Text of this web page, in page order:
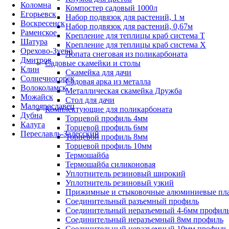
Коломна
Егорьевск
Воскресенск
Раменское
Шатура
Орехово-Зуево
Дмитров
Клин
Солнечногорск
Волоколамск
Можайск
Малоярославец
Дубна
Калуга
Переславль-Залесский
Компостер садовый 1000л
Набор подвязок для растений, 1 м
Набор подвязок для растений, 0,67м
Крепление для теплицы краб система Т
Крепление для теплицы краб система Х
Лопата снеговая из поликарбоната
Садовые скамейки и столы
Скамейка для дачи
Садовая арка из металла
Металлическая скамейка Дружба
Стол для дачи
Комплектующие для поликарбоната
Торцевой профиль 4мм
Торцевой профиль 6мм
Торцевой профиль 8мм
Торцевой профиль 10мм
Термошайба
Термошайба силиконовая
Уплотнитель резиновый широкий
Уплотнитель резиновый узкий
Прижимные и стыковочные алюминиевые
Соединительный разъемный профиль
Соединительный неразъемный 4-6мм
Соединительный неразъемный 8мм профиль